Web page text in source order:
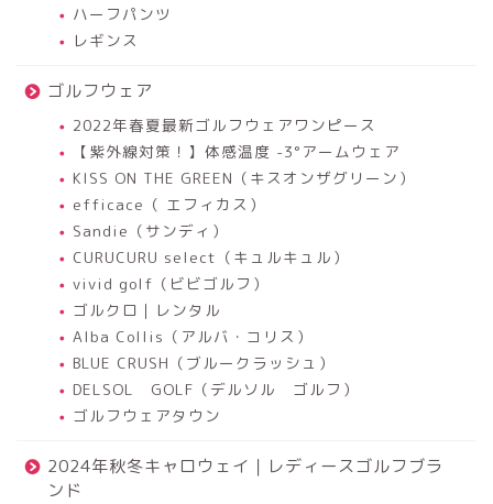
ハーフパンツ
レギンス
ゴルフウェア
2022年春夏最新ゴルフウェアワンピース
【紫外線対策！】体感温度 -3°アームウェア
KISS ON THE GREEN（キスオンザグリーン）
efficace（ エフィカス）
Sandie（サンディ）
CURUCURU select（キュルキュル）
vivid golf（ビビゴルフ）
ゴルクロ｜レンタル
Alba Collis（アルバ・コリス）
BLUE CRUSH（ブルークラッシュ）
DELSOL GOLF（デルソル ゴルフ）
ゴルフウェアタウン
2024年秋冬キャロウェイ｜レディースゴルフブラ
ンド